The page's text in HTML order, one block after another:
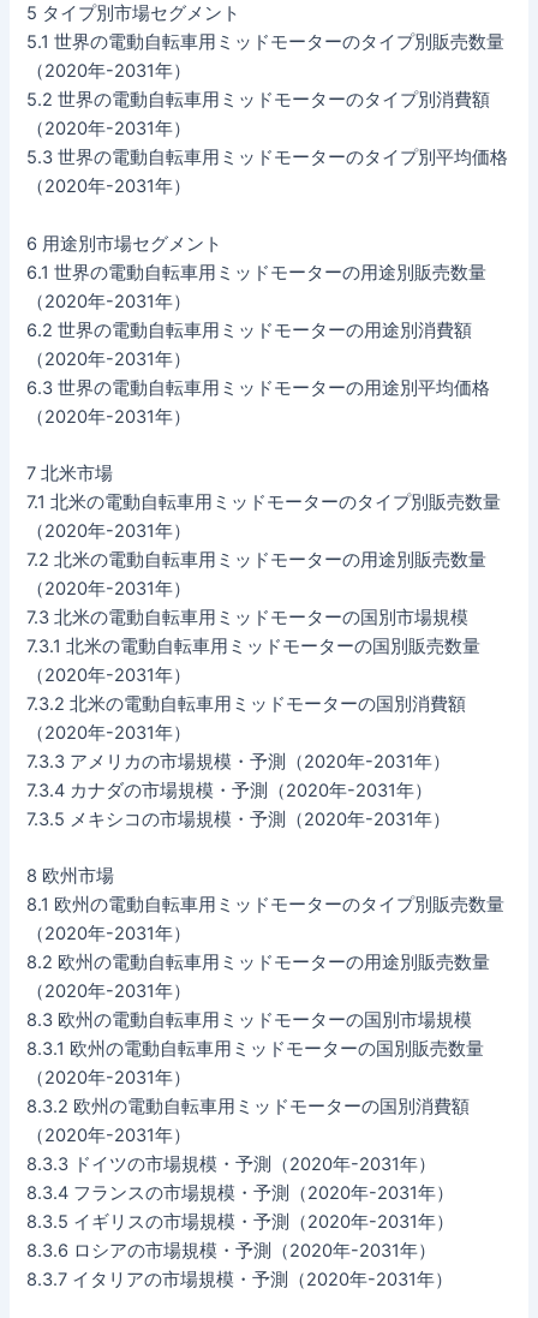
5 タイプ別市場セグメント
5.1 世界の電動自転車用ミッドモーターのタイプ別販売数量
（2020年-2031年）
5.2 世界の電動自転車用ミッドモーターのタイプ別消費額
（2020年-2031年）
5.3 世界の電動自転車用ミッドモーターのタイプ別平均価格
（2020年-2031年）
6 用途別市場セグメント
6.1 世界の電動自転車用ミッドモーターの用途別販売数量
（2020年-2031年）
6.2 世界の電動自転車用ミッドモーターの用途別消費額
（2020年-2031年）
6.3 世界の電動自転車用ミッドモーターの用途別平均価格
（2020年-2031年）
7 北米市場
7.1 北米の電動自転車用ミッドモーターのタイプ別販売数量
（2020年-2031年）
7.2 北米の電動自転車用ミッドモーターの用途別販売数量
（2020年-2031年）
7.3 北米の電動自転車用ミッドモーターの国別市場規模
7.3.1 北米の電動自転車用ミッドモーターの国別販売数量
（2020年-2031年）
7.3.2 北米の電動自転車用ミッドモーターの国別消費額
（2020年-2031年）
7.3.3 アメリカの市場規模・予測（2020年-2031年）
7.3.4 カナダの市場規模・予測（2020年-2031年）
7.3.5 メキシコの市場規模・予測（2020年-2031年）
8 欧州市場
8.1 欧州の電動自転車用ミッドモーターのタイプ別販売数量
（2020年-2031年）
8.2 欧州の電動自転車用ミッドモーターの用途別販売数量
（2020年-2031年）
8.3 欧州の電動自転車用ミッドモーターの国別市場規模
8.3.1 欧州の電動自転車用ミッドモーターの国別販売数量
（2020年-2031年）
8.3.2 欧州の電動自転車用ミッドモーターの国別消費額
（2020年-2031年）
8.3.3 ドイツの市場規模・予測（2020年-2031年）
8.3.4 フランスの市場規模・予測（2020年-2031年）
8.3.5 イギリスの市場規模・予測（2020年-2031年）
8.3.6 ロシアの市場規模・予測（2020年-2031年）
8.3.7 イタリアの市場規模・予測（2020年-2031年）